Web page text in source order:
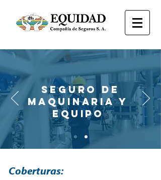
seguro de
maquinaria y
equipo
Coberturas: